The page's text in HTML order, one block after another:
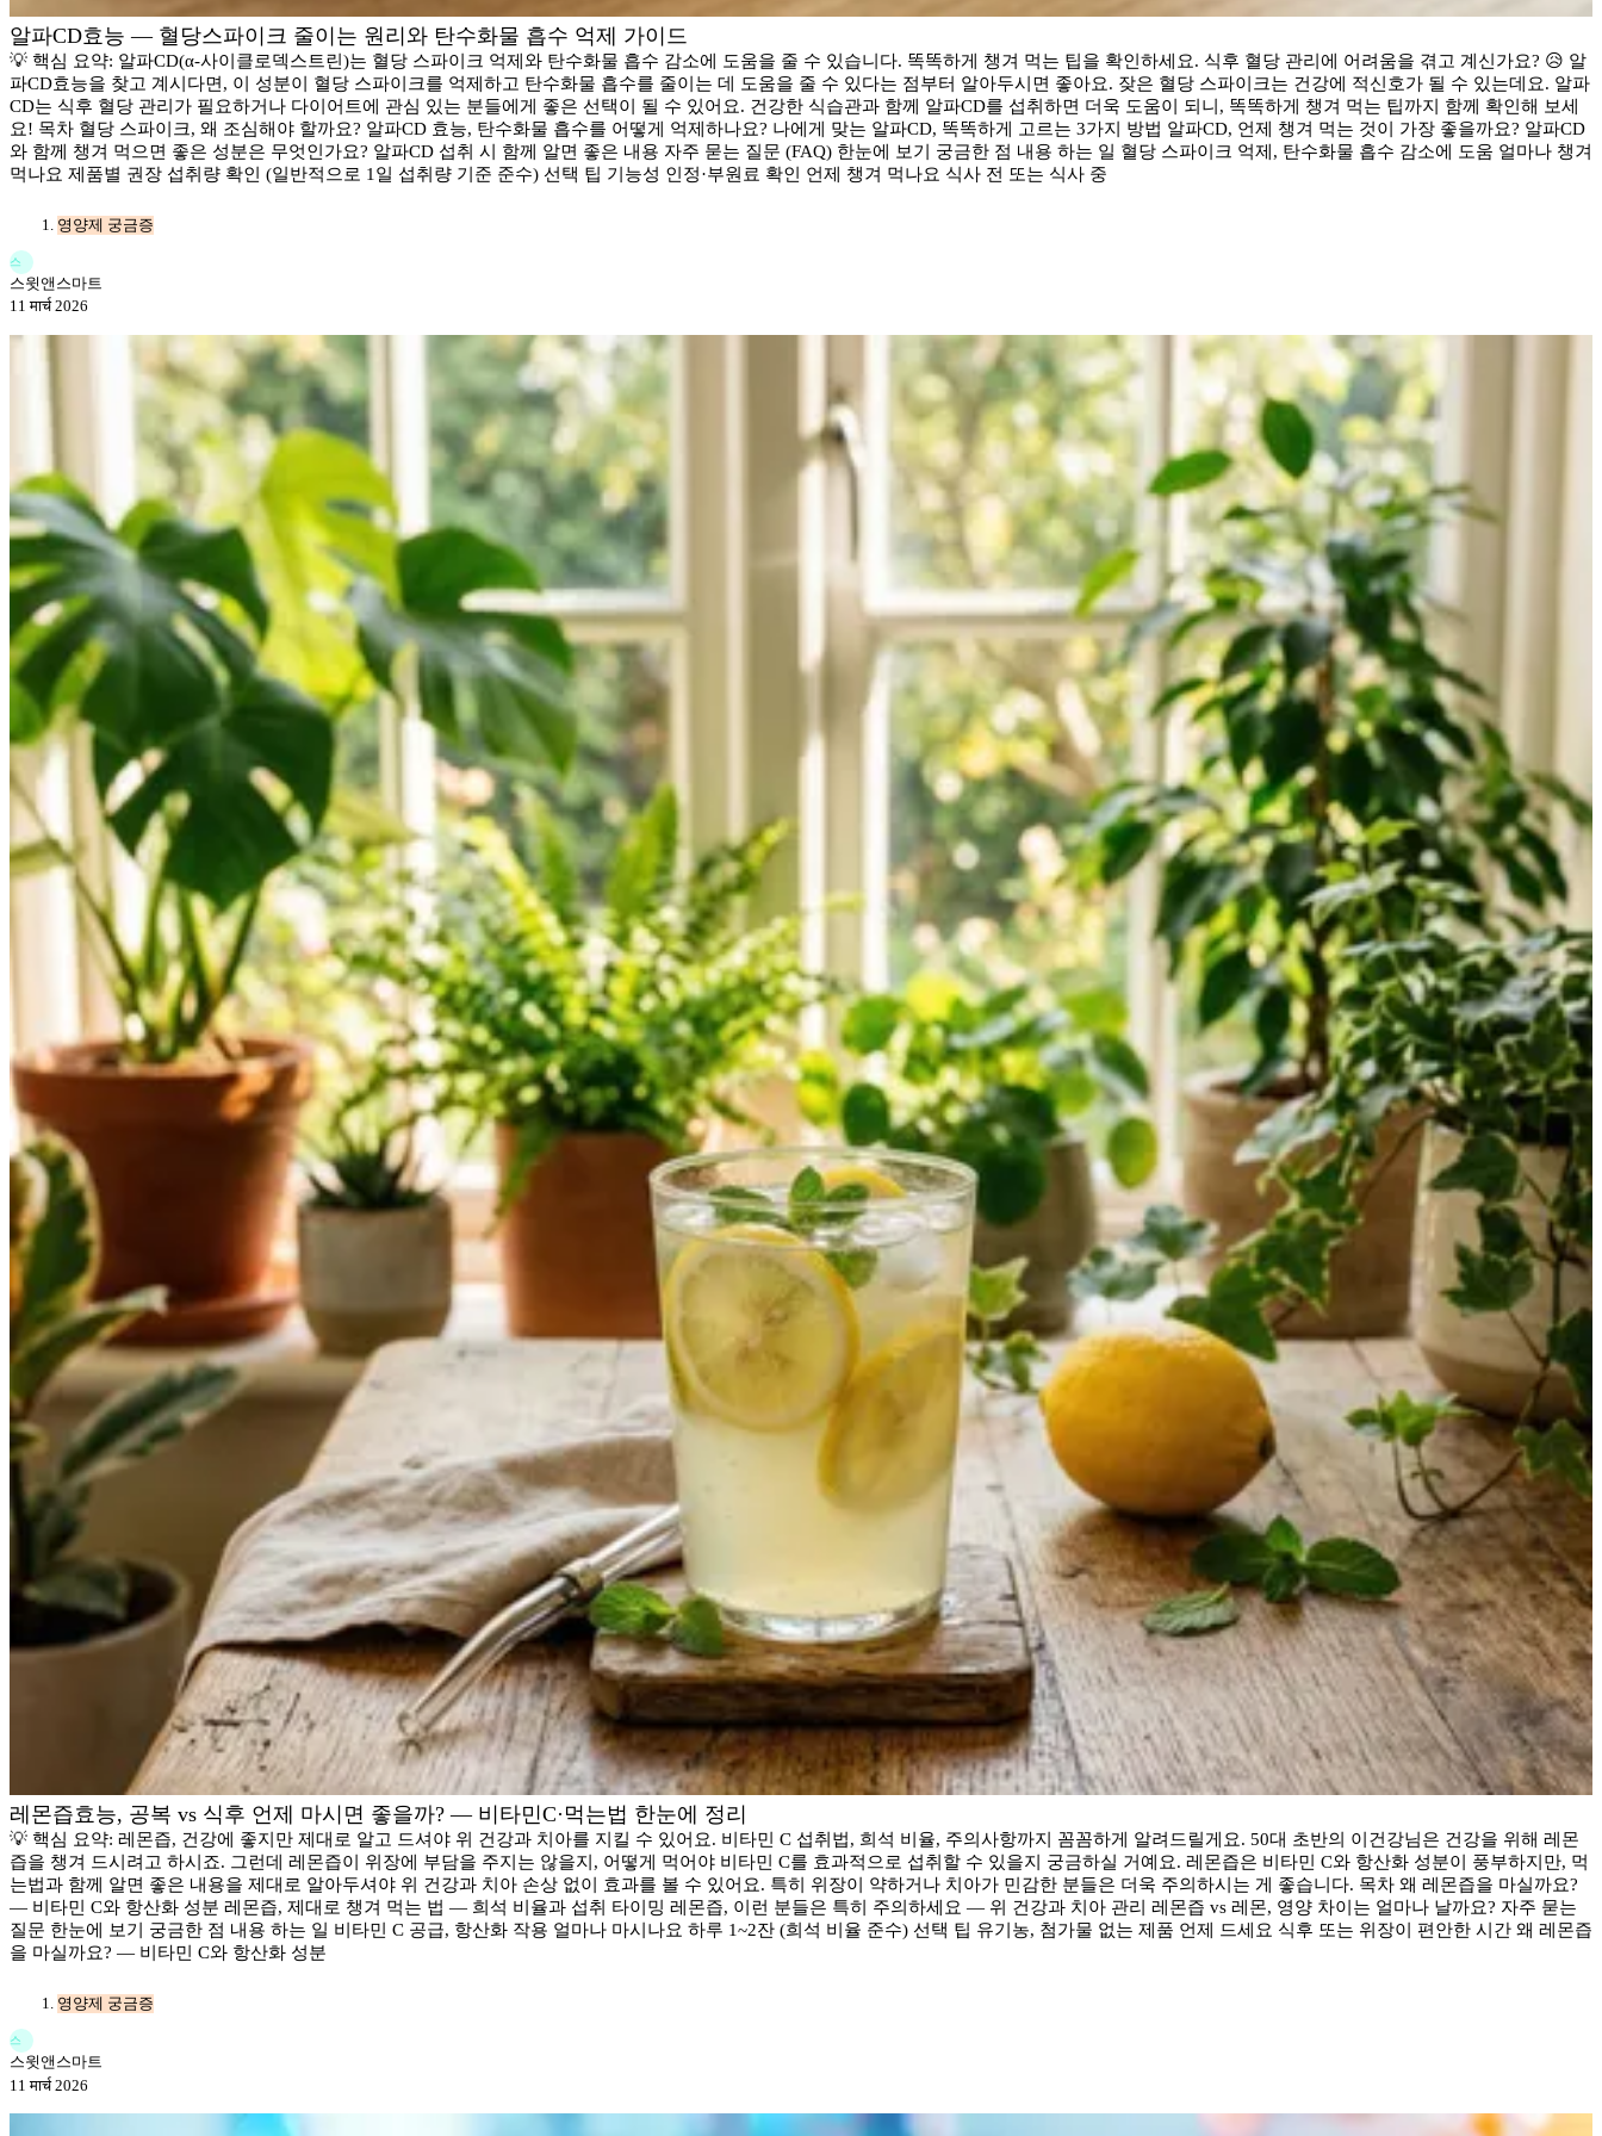
알파CD효능 — 혈당스파이크 줄이는 원리와 탄수화물 흡수 억제 가이드
💡 핵심 요약: 알파CD(α-사이클로덱스트린)는 혈당 스파이크 억제와 탄수화물 흡수 감소에 도움을 줄 수 있습니다. 똑똑하게 챙겨 먹는 팁을 확인하세요. 식후 혈당 관리에 어려움을 겪고 계신가요? 😥 알
파CD효능을 찾고 계시다면, 이 성분이 혈당 스파이크를 억제하고 탄수화물 흡수를 줄이는 데 도움을 줄 수 있다는 점부터 알아두시면 좋아요. 잦은 혈당 스파이크는 건강에 적신호가 될 수 있는데요. 알파
CD는 식후 혈당 관리가 필요하거나 다이어트에 관심 있는 분들에게 좋은 선택이 될 수 있어요. 건강한 식습관과 함께 알파CD를 섭취하면 더욱 도움이 되니, 똑똑하게 챙겨 먹는 팁까지 함께 확인해 보세
요! 목차 혈당 스파이크, 왜 조심해야 할까요? 알파CD 효능, 탄수화물 흡수를 어떻게 억제하나요? 나에게 맞는 알파CD, 똑똑하게 고르는 3가지 방법 알파CD, 언제 챙겨 먹는 것이 가장 좋을까요? 알파CD
와 함께 챙겨 먹으면 좋은 성분은 무엇인가요? 알파CD 섭취 시 함께 알면 좋은 내용 자주 묻는 질문 (FAQ) 한눈에 보기 궁금한 점 내용 하는 일 혈당 스파이크 억제, 탄수화물 흡수 감소에 도움 얼마나 챙겨
먹나요 제품별 권장 섭취량 확인 (일반적으로 1일 섭취량 기준 준수) 선택 팁 기능성 인정·부원료 확인 언제 챙겨 먹나요 식사 전 또는 식사 중
영양제 궁금증
스
스윗앤스마트
11 मार्च 2026
레몬즙효능, 공복 vs 식후 언제 마시면 좋을까? — 비타민C·먹는법 한눈에 정리
💡 핵심 요약: 레몬즙, 건강에 좋지만 제대로 알고 드셔야 위 건강과 치아를 지킬 수 있어요. 비타민 C 섭취법, 희석 비율, 주의사항까지 꼼꼼하게 알려드릴게요. 50대 초반의 이건강님은 건강을 위해 레몬
즙을 챙겨 드시려고 하시죠. 그런데 레몬즙이 위장에 부담을 주지는 않을지, 어떻게 먹어야 비타민 C를 효과적으로 섭취할 수 있을지 궁금하실 거예요. 레몬즙은 비타민 C와 항산화 성분이 풍부하지만, 먹
는법과 함께 알면 좋은 내용을 제대로 알아두셔야 위 건강과 치아 손상 없이 효과를 볼 수 있어요. 특히 위장이 약하거나 치아가 민감한 분들은 더욱 주의하시는 게 좋습니다. 목차 왜 레몬즙을 마실까요?
— 비타민 C와 항산화 성분 레몬즙, 제대로 챙겨 먹는 법 — 희석 비율과 섭취 타이밍 레몬즙, 이런 분들은 특히 주의하세요 — 위 건강과 치아 관리 레몬즙 vs 레몬, 영양 차이는 얼마나 날까요? 자주 묻는
질문 한눈에 보기 궁금한 점 내용 하는 일 비타민 C 공급, 항산화 작용 얼마나 마시나요 하루 1~2잔 (희석 비율 준수) 선택 팁 유기농, 첨가물 없는 제품 언제 드세요 식후 또는 위장이 편안한 시간 왜 레몬즙
을 마실까요? — 비타민 C와 항산화 성분
영양제 궁금증
스
스윗앤스마트
11 मार्च 2026